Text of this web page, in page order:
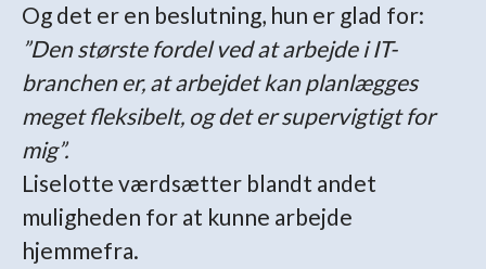
Og det er en beslutning, hun er glad for:
”Den største fordel ved at arbejde i IT-
branchen er, at arbejdet kan planlægges
meget fleksibelt, og det er supervigtigt for
mig”.
Liselotte værdsætter blandt andet
muligheden for at kunne arbejde
hjemmefra.